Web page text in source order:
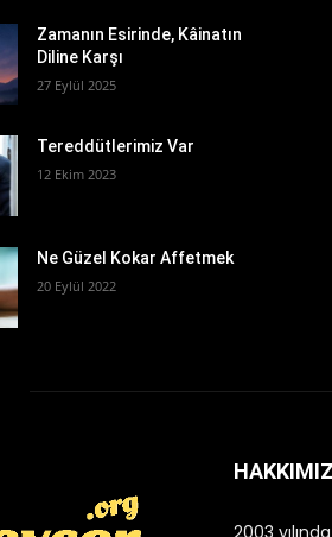
Zamanın Esirinde, Kâinatın
Diline Karşı
27 Eylül 2025
Tereddütlerimiz Var
12 Ekim 2023
Ne Güzel Kokar Affetmek
20 Eylül 2022